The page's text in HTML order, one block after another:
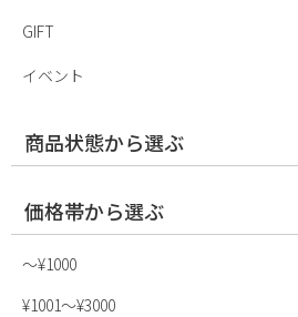
GIFT
イベント
商品状態から選ぶ
価格帯から選ぶ
〜¥1000
¥1001〜¥3000